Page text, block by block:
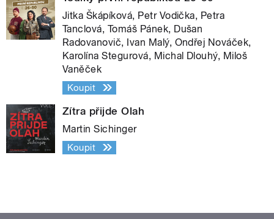
Jitka Škápíková, Petr Vodička, Petra
Tanclová, Tomáš Pánek, Dušan
Radovanovič, Ivan Malý, Ondřej Nováček,
Karolína Stegurová, Michal Dlouhý, Miloš
Vaněček
Koupit
Zítra přijde Olah
Martin Sichinger
Koupit